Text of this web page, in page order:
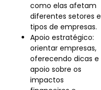
como elas afetam
diferentes setores e
tipos de empresas.
Apoio estratégico:
orientar empresas,
oferecendo dicas e
apoio sobre os
impactos